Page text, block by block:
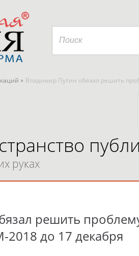
» Владимир Путин обязал решить
руках
решить
2018 до 17 декабря